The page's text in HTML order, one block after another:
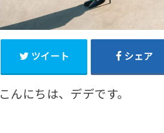
ツイート シェア
こんにちは、デデです。